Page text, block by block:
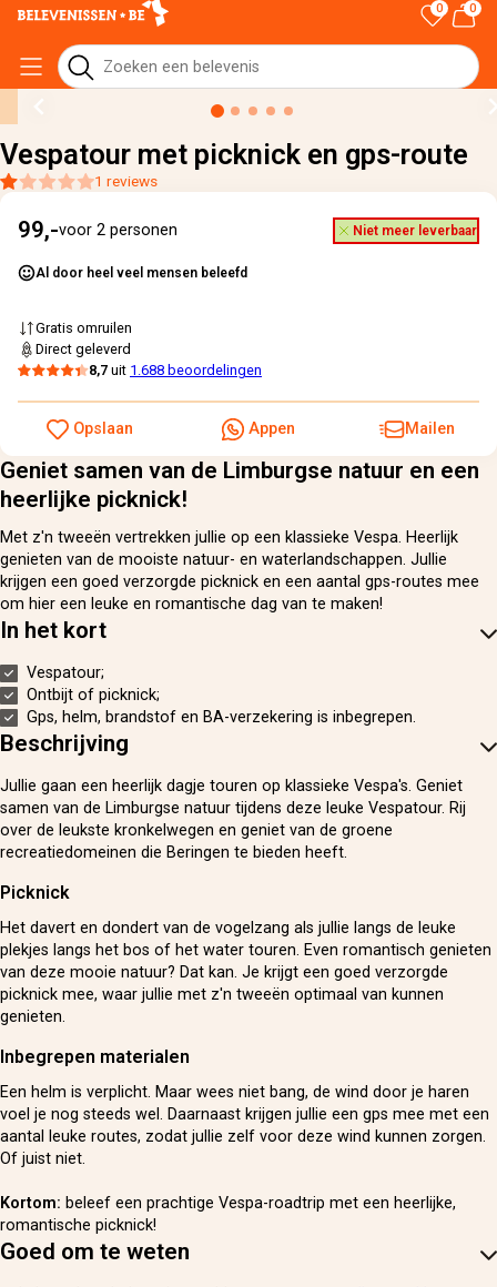
0 0
› Vespatour met picknick en gps-route
Vespatour met picknick en gps-route
1 reviews
Geniet samen van de Limburgse natuur en een
heerlijke picknick!
Met z'n tweeën vertrekken jullie op een klassieke Vespa. Heerlijk
genieten van de mooiste natuur- en waterlandschappen. Jullie
krijgen een goed verzorgde picknick en een aantal gps-routes mee
om hier een leuke en romantische dag van te maken!
In het kort
Vespatour;
Ontbijt of picknick;
Gps, helm, brandstof en BA-verzekering is inbegrepen.
Beschrijving
Jullie gaan een heerlijk dagje touren op klassieke Vespa's. Geniet
samen van de Limburgse natuur tijdens deze leuke Vespatour. Rij
over de leukste kronkelwegen en geniet van de groene
recreatiedomeinen die Beringen te bieden heeft.
Picknick
Het davert en dondert van de vogelzang als jullie langs de leuke
plekjes langs het bos of het water touren. Even romantisch genieten
van deze mooie natuur? Dat kan. Je krijgt een goed verzorgde
picknick mee, waar jullie met z'n tweeën optimaal van kunnen
genieten.
Inbegrepen materialen
Een helm is verplicht. Maar wees niet bang, de wind door je haren
voel je nog steeds wel. Daarnaast krijgen jullie een gps mee met een
aantal leuke routes, zodat jullie zelf voor deze wind kunnen zorgen.
Of juist niet.
Kortom: beleef een prachtige Vespa-roadtrip met een heerlijke,
romantische picknick!
Goed om te weten
99,-voor 2 personen Niet meer leverbaar
Al door heel veel mensen beleefd
Gratis omruilen
Direct geleverd
8,7 uit 1.688 beoordelingen
Opslaan Appen Mailen